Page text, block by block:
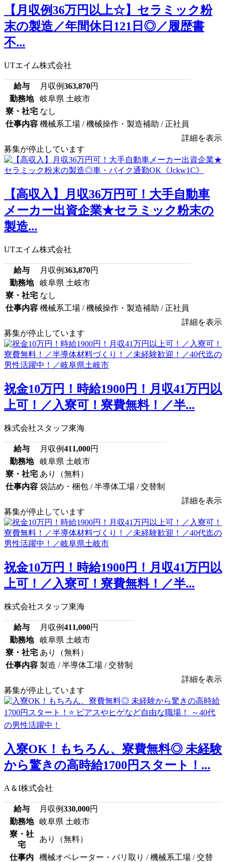
【月収例36万円以上☆】セラミック粉
末の製造／年間休日121日◎／履歴書
不...
UTエイム株式会社
給与 月収例363,870円
勤務地
岐阜県 土岐市
寮・社宅 なし
仕事内容 機械系工場 / 機械操作・製造補助 / 正社員
詳細を表示
募集が停止しています
【高収入】月収36万円可！大手自動車
メーカー出資企業★セラミック粉末の
製造...
UTエイム株式会社
給与 月収例363,870円
勤務地
岐阜県 土岐市
寮・社宅 なし
仕事内容 機械系工場 / 機械操作・製造補助 / 正社員
詳細を表示
募集が停止しています
祝金10万円！時給1900円！月収41万円以
上可！／入寮可！寮費無料！／半...
株式会社スタッフ東海
給与 月収例411,000円
勤務地
岐阜県 土岐市
寮・社宅 あり（無料）
仕事内容 袋詰め・梱包 / 半導体工場 / 交替制
詳細を表示
募集が停止しています
祝金10万円！時給1900円！月収41万円以
上可！／入寮可！寮費無料！／半...
株式会社スタッフ東海
給与 月収例411,000円
勤務地
岐阜県 土岐市
寮・社宅 あり（無料）
仕事内容 製造 / 半導体工場 / 交替制
詳細を表示
募集が停止しています
入寮OK！もちろん、寮費無料◎ 未経験
から驚きの高時給1700円スタート！...
A＆I株式会社
給与 月収例330,000円
勤務地
岐阜県 土岐市
寮・社
宅
あり（無料）
仕事内
機械オペレーター・バリ取り / 機械系工場 / 交替